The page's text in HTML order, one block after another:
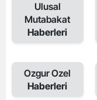
Ulusal
Mutabakat
Haberleri
Ozgur Ozel
Haberleri